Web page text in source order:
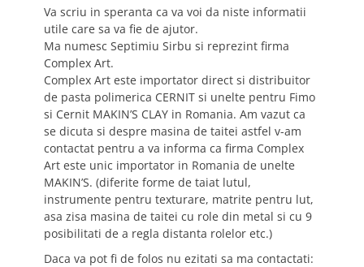
Va scriu in speranta ca va voi da niste informatii
utile care sa va fie de ajutor.
Ma numesc Septimiu Sirbu si reprezint firma
Complex Art.
Complex Art este importator direct si distribuitor
de pasta polimerica CERNIT si unelte pentru Fimo
si Cernit MAKIN’S CLAY in Romania. Am vazut ca
se dicuta si despre masina de taitei astfel v-am
contactat pentru a va informa ca firma Complex
Art este unic importator in Romania de unelte
MAKIN’S. (diferite forme de taiat lutul,
instrumente pentru texturare, matrite pentru lut,
asa zisa masina de taitei cu role din metal si cu 9
posibilitati de a regla distanta rolelor etc.)
Daca va pot fi de folos nu ezitati sa ma contactati: